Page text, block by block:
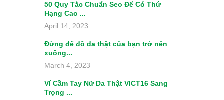
50 Quy Tắc Chuẩn Seo Để Có Thứ
Hạng Cao ...
April 14, 2023
Đừng để đồ da thật của bạn trở nên
xuống...
March 4, 2023
Ví Cầm Tay Nữ Da Thật VICT16 Sang
Trọng ...